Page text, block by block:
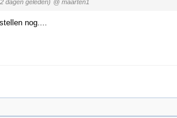
dagen geleden) @ maarten1
nog....